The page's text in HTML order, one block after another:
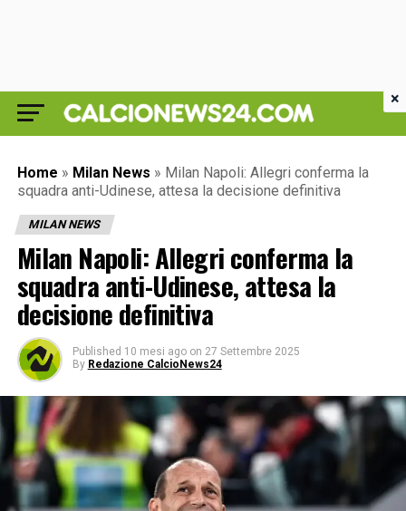
Home » Milan News » Milan Napoli: Allegri conferma la
squadra anti-Udinese, attesa la decisione definitiva
MILAN NEWS
Milan Napoli: Allegri conferma la
squadra anti-Udinese, attesa la
decisione definitiva
Published 10 mesi ago on 27 Settembre 2025
By Redazione CalcioNews24
×